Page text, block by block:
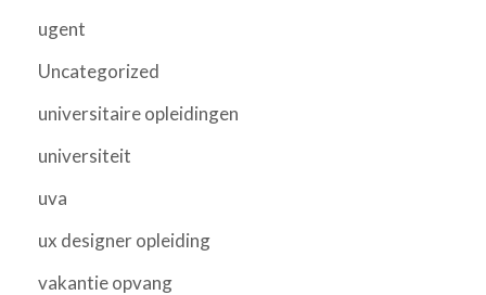
ugent
Uncategorized
universitaire opleidingen
universiteit
uva
ux designer opleiding
vakantie opvang